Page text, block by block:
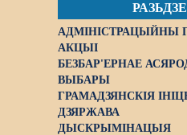
АДМІНІСТРАЦЫЙНЫ
АКЦЫІ
БЕЗБАР'ЕРНАЕ
ВЫБАРЫ
ГРАМАДЗЯНСКІЯ
ДЗЯРЖАВА
ДЫСКРЫМІНАЦЫЯ